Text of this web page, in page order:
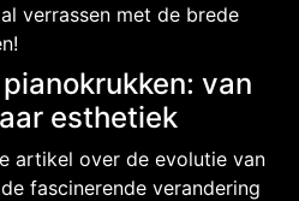
verrassen met de brede
van
esthetiek
artikel over de evolutie van
fascinerende verandering